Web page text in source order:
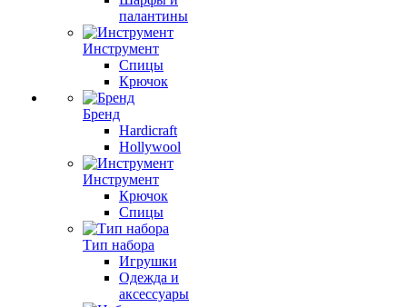
палантины
Инструмент
Спицы
Крючок
Бренд
Hardicraft
Hollywool
Инструмент
Крючок
Спицы
Тип набора
Игрушки
Одежда и
аксессуары